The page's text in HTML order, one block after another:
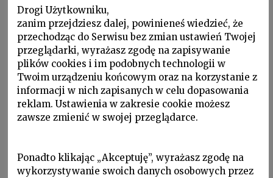
Colmar
Drogi Użytkowniku,
zanim przejdziesz dalej, powinieneś wiedzieć, że
przechodząc do Serwisu bez zmian ustawień Twojej
przeglądarki, wyrażasz zgodę na zapisywanie
plików cookies i im podobnych technologii w
Twoim urządzeniu końcowym oraz na korzystanie z
informacji w nich zapisanych w celu dopasowania
reklam. Ustawienia w zakresie cookie możesz
zawsze zmienić w swojej przeglądarce.
Ponadto klikając „Akceptuję”, wyrażasz zgodę na
wykorzystywanie swoich danych osobowych przez